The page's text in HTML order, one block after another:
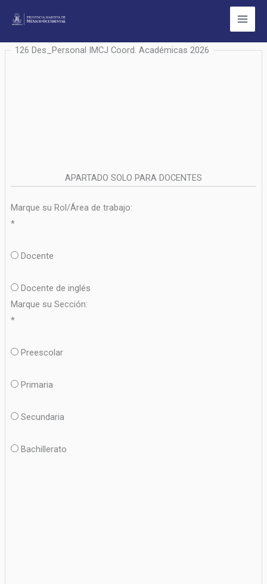
126 Des_Personal IMCJ Coord. Académicas 2026
APARTADO SOLO PARA DOCENTES
Marque su Rol/Área de trabajo:
*
Docente
Docente de inglés
Marque su Sección:
*
Preescolar
Primaria
Secundaria
Bachillerato